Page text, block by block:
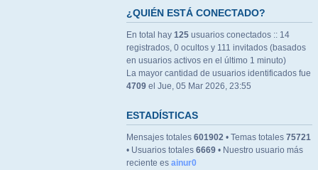
¿QUIÉN ESTÁ CONECTADO?
En total hay 125 usuarios conectados :: 14
registrados, 0 ocultos y 111 invitados (basados
en usuarios activos en el último 1 minuto)
La mayor cantidad de usuarios identificados fue
4709 el Jue, 05 Mar 2026, 23:55
ESTADÍSTICAS
Mensajes totales 601902 • Temas totales 75721
• Usuarios totales 6669 • Nuestro usuario más
reciente es ainur0